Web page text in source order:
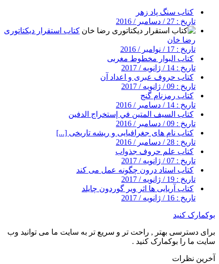
کتاب سنگ پاد زهر
تاریخ : 27 / دسامبر / 2016
کتاب استقرار دیکتاتوری
رضا خان
تاریخ : 17 / نوامبر / 2016
کتاب البوار مخطوط مغربى
تاریخ : 14 / ژانویه / 2017
کتاب حروف عبری و اعداد آن
تاریخ : 09 / ژانویه / 2017
کتاب رمزنام گنج
تاریخ : 14 / دسامبر / 2016
کتاب السيف المتين في إستخراج الدفين
تاریخ : 09 / دسامبر / 2016
کتاب نام های جغرافیایی و ریشه تاریخی [...]
تاریخ : 28 / دسامبر / 2016
کتاب علم حروف جذواب
تاریخ : 07 / ژانویه / 2017
کتاب استاد درون چگونه عمل می کند
تاریخ : 19 / ژانویه / 2017
کتاب آریایی ها اثر ویر گوردون چایلد
تاریخ : 16 / ژانویه / 2017
بوکمارک کنید
برای دسترسی بهتر , راحت تر و سریع تر به سایت ما می توانید وب
سایت ما را بوکمارک کنید .
آخرین نظرات